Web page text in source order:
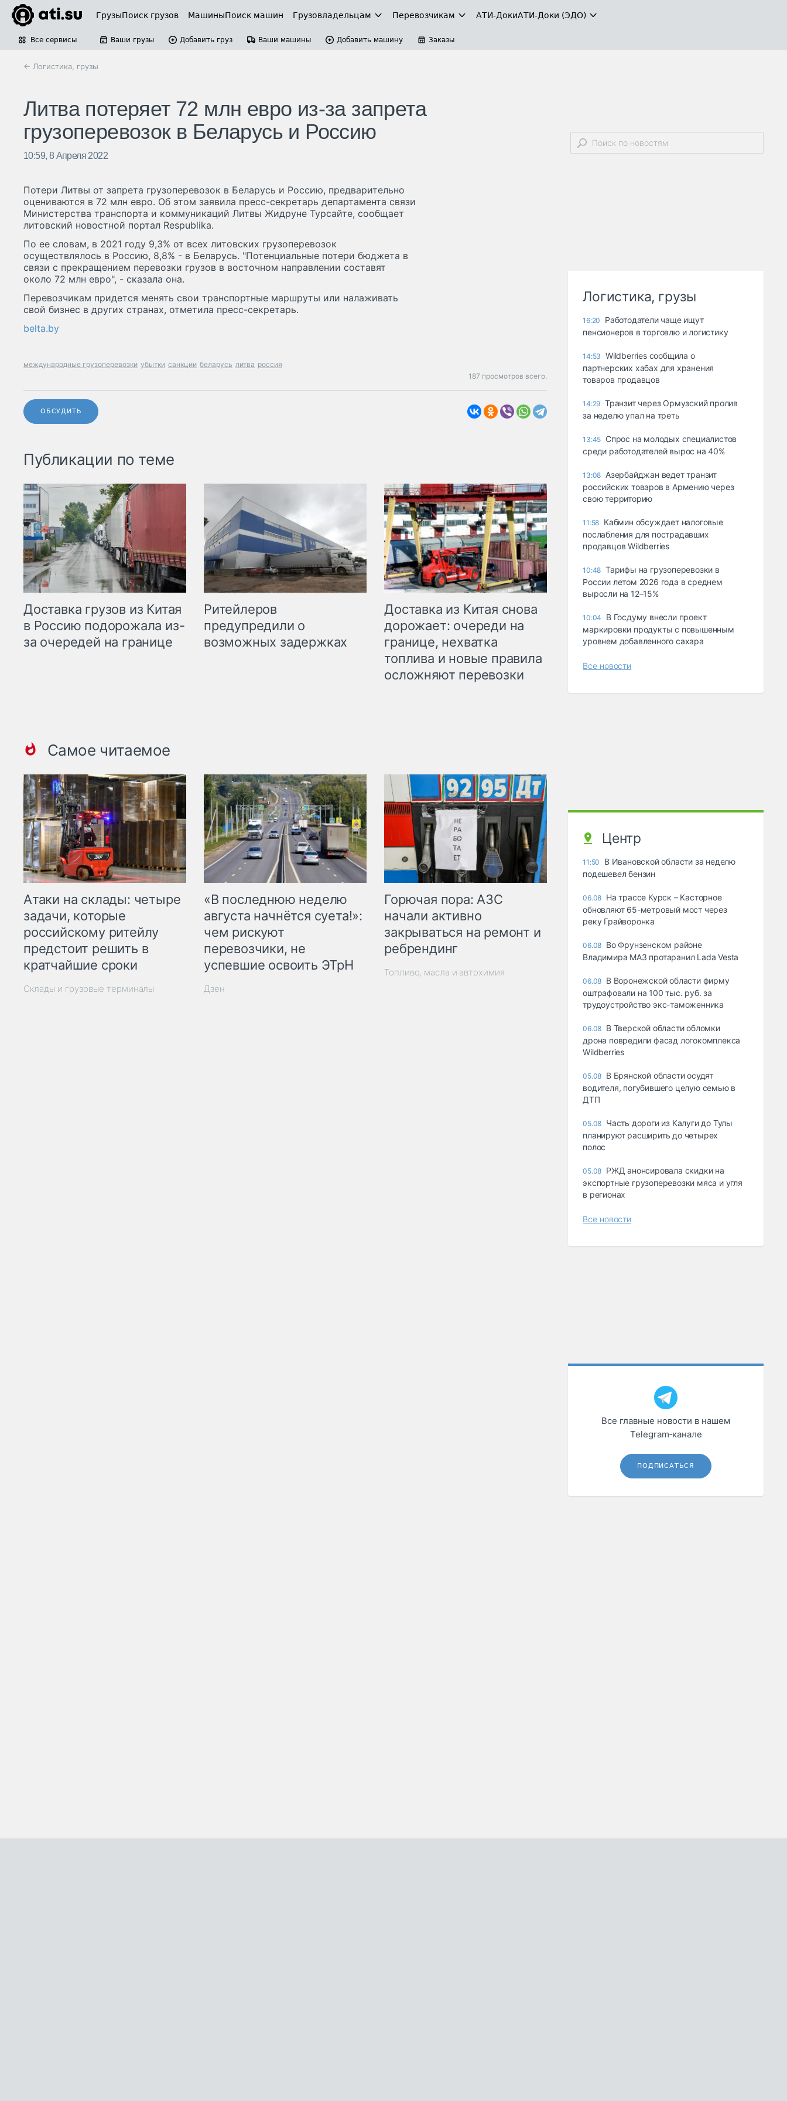
ГрузыПоиск грузов МашиныПоиск машин Грузовладельцам Перевозчикам АТИ-ДокиАТИ-Доки (ЭДО)
Все сервисы Ваши грузы Добавить груз Ваши машины Добавить машину Заказы
← Логистика, грузы
Литва потеряет 72 млн евро из-за запрета
грузоперевозок в Беларусь и Россию
10:59, 8 Апреля 2022
Потери Литвы от запрета грузоперевозок в Беларусь и Россию, предварительно
оцениваются в 72 млн евро. Об этом заявила пресс-секретарь департамента связи
Министерства транспорта и коммуникаций Литвы Жидруне Турсайте, сообщает
литовский новостной портал Respublika.
По ее словам, в 2021 году 9,3% от всех литовских грузоперевозок
осуществлялось в Россию, 8,8% - в Беларусь. "Потенциальные потери бюджета в
связи с прекращением перевозки грузов в восточном направлении составят
около 72 млн евро", - сказала она.
Перевозчикам придется менять свои транспортные маршруты или налаживать
свой бизнес в других странах, отметила пресс-секретарь.
belta.by
международные грузоперевозки убытки санкции беларусь литва россия
187 просмотров всего.
ОБСУДИТЬ
Публикации по теме
Доставка грузов из Китая
в Россию подорожала из-
за очередей на границе
Ритейлеров
предупредили о
возможных задержках
Доставка из Китая снова
дорожает: очереди на
границе, нехватка
топлива и новые правила
осложняют перевозки
Самое читаемое
Атаки на склады: четыре
задачи, которые
российскому ритейлу
предстоит решить в
кратчайшие сроки
Склады и грузовые терминалы
«В последнюю неделю
августа начнётся суета!»:
чем рискуют
перевозчики, не
успевшие освоить ЭТрН
Дзен
Горючая пора: АЗС
начали активно
закрываться на ремонт и
ребрендинг
Топливо, масла и автохимия
Логистика, грузы
16:20
Работодатели чаще ищут
пенсионеров в торговлю и логистику
14:53
Wildberries сообщила о
партнерских хабах для хранения
товаров продавцов
14:29 Транзит через Ормузский пролив
за неделю упал на треть
13:45 Спрос на молодых специалистов
среди работодателей вырос на 40%
13:08 Азербайджан ведет транзит
российских товаров в Армению через
свою территорию
11:58 Кабмин обсуждает налоговые
послабления для пострадавших
продавцов Wildberries
10:48 Тарифы на грузоперевозки в
России летом 2026 года в среднем
выросли на 12–15%
10:04
В Госдуму внесли проект
маркировки продукты с повышенным
уровнем добавленного сахара
Все новости
Центр
11:50
В Ивановской области за неделю
подешевел бензин
06.08 На трассе Курск – Касторное
обновляют 65-метровый мост через
реку Грайворонка
06.08 Во Фрунзенском районе
Владимира МАЗ протаранил Lada Vesta
06.08 В Воронежской области фирму
оштрафовали на 100 тыс. руб. за
трудоустройство экс-таможенника
06.08 В Тверской области обломки
дрона повредили фасад логокомплекса
Wildberries
05.08 В Брянской области осудят
водителя, погубившего целую семью в
ДТП
05.08 Часть дороги из Калуги до Тулы
планируют расширить до четырех
полос
05.08 РЖД анонсировала скидки на
экспортные грузоперевозки мяса и угля
в регионах
Все новости
Все главные новости в нашем
Telegram‑канале
ПОДПИСАТЬСЯ